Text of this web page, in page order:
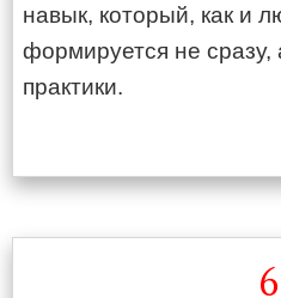
навык, который, как и
формируется не сразу,
практики.
6